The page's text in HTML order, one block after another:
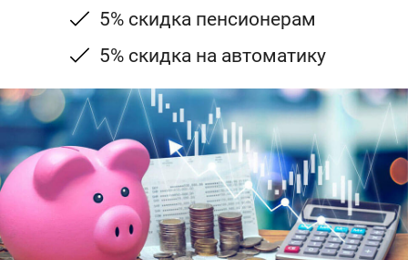
5% скидка пенсионерам
5% скидка на автоматику